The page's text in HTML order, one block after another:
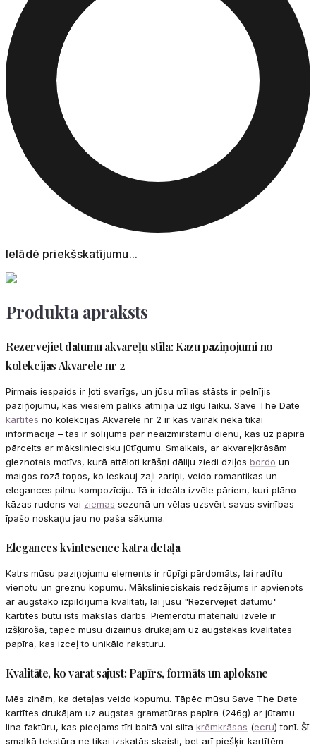
Ielādē priekšskatījumu...
Produkta apraksts
Rezervējiet datumu akvareļu stilā: Kāzu paziņojumi no
kolekcijas Akvarele nr 2
Pirmais iespaids ir ļoti svarīgs, un jūsu mīlas stāsts ir pelnījis
paziņojumu, kas viesiem paliks atmiņā uz ilgu laiku. Save The Date
kartītes no kolekcijas Akvarele nr 2 ir kas vairāk nekā tikai
informācija – tas ir solījums par neaizmirstamu dienu, kas uz papīra
pārcelts ar māksliniecisku jūtīgumu. Smalkais, ar akvareļkrāsām
gleznotais motīvs, kurā attēloti krāšņi dāliju ziedi dziļos bordo un
maigos rozā toņos, ko ieskauj zaļi zariņi, veido romantikas un
elegances pilnu kompozīciju. Tā ir ideāla izvēle pāriem, kuri plāno
kāzas rudens vai ziemas sezonā un vēlas uzsvērt savas svinības
īpašo noskaņu jau no paša sākuma.
Elegances kvintesence katrā detaļā
Katrs mūsu paziņojumu elements ir rūpīgi pārdomāts, lai radītu
vienotu un greznu kopumu. Mākslinieciskais redzējums ir apvienots
ar augstāko izpildījuma kvalitāti, lai jūsu "Rezervējiet datumu"
kartītes būtu īsts mākslas darbs. Piemērotu materiālu izvēle ir
izšķiroša, tāpēc mūsu dizainus drukājam uz augstākās kvalitātes
papīra, kas izceļ to unikālo raksturu.
Kvalitāte, ko varat sajust: Papīrs, formāts un aploksne
Mēs zinām, ka detaļas veido kopumu. Tāpēc mūsu Save The Date
kartītes drukājam uz augstas gramatūras papīra (246g) ar jūtamu
lina faktūru, kas pieejams tīri baltā vai silta krēmkrāsas (ecru) tonī. Šī
smalkā tekstūra ne tikai izskatās skaisti, bet arī piešķir kartītēm